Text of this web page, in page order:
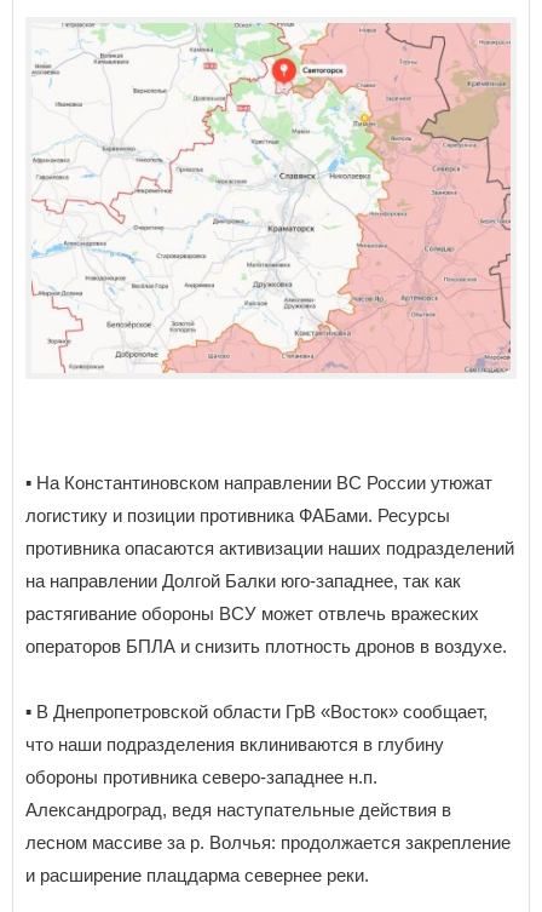
▪️ На Константиновском направлении ВС России утюжат
логистику и позиции противника ФАБами. Ресурсы
противника опасаются активизации наших подразделений
на направлении Долгой Балки юго-западнее, так как
растягивание обороны ВСУ может отвлечь вражеских
операторов БПЛА и снизить плотность дронов в воздухе.
▪️ В Днепропетровской области ГрВ «Восток» сообщает,
что наши подразделения вклиниваются в глубину
обороны противника северо-западнее н.п.
Александроград, ведя наступательные действия в
лесном массиве за р. Волчья: продолжается закрепление
и расширение плацдарма севернее реки.